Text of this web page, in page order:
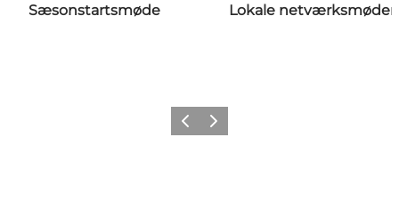
Sæsonstartsmøde Lokale netværksmøder
ForrigeNæste